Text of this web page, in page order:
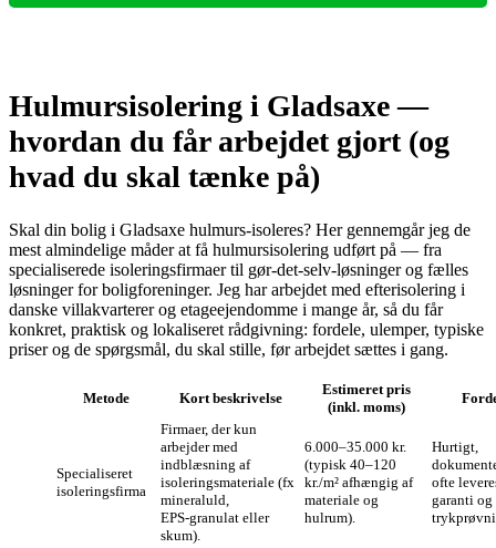
Hulmursisolering i Gladsaxe —
hvordan du får arbejdet gjort (og
hvad du skal tænke på)
Skal din bolig i Gladsaxe hulmurs‑isoleres? Her gennemgår jeg de
mest almindelige måder at få hulmursisolering udført på — fra
specialiserede isoleringsfirmaer til gør‑det‑selv‑løsninger og fælles
løsninger for boligforeninger. Jeg har arbejdet med efterisolering i
danske villakvarterer og etageejendomme i mange år, så du får
konkret, praktisk og lokaliseret rådgivning: fordele, ulemper, typiske
priser og de spørgsmål, du skal stille, før arbejdet sættes i gang.
Metode Kort beskrivelse
Estimeret pris
(inkl. moms)
Specialiseret
isoleringsfirma
Firmaer, der kun
arbejder med
indblæsning af
isoleringsmateriale (fx
mineraluld,
EPS‑granulat eller
skum).
6.000–35.000 kr.
(typisk 40–120
kr./m² afhængig af
materiale og
hulrum).
Hurtigt,
ofte
garanti og